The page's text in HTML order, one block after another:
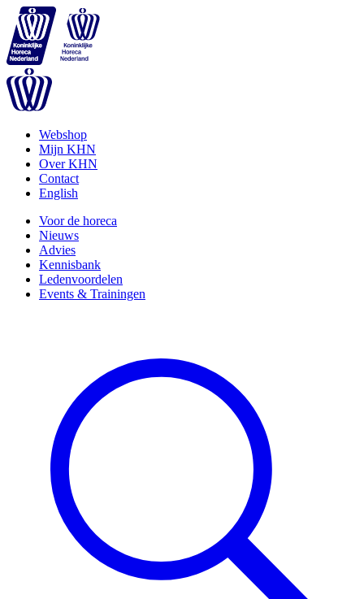
Webshop
Mijn KHN
Over KHN
Contact
English
Voor de horeca
Nieuws
Advies
Kennisbank
Ledenvoordelen
Events & Trainingen